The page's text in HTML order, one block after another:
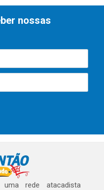
nossas
rede atacadista